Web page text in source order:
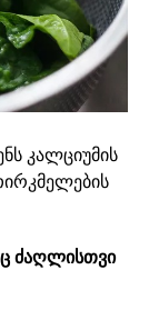
კალციუმის
ძაღლისთვი